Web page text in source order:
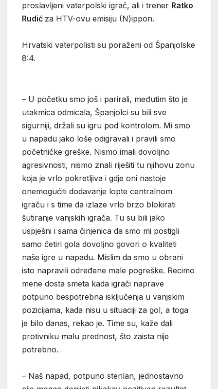
proslavljeni vaterpolski igrač, ali i trener Ratko
Rudić za HTV-ovu emisiju (N)ippon.
Hrvatski vaterpolisti su poraženi od Španjolske
8:4.
– U početku smo još i parirali, međutim što je
utakmica odmicala, Španjolci su bili sve
sigurniji, držali su igru pod kontrolom. Mi smo
u napadu jako loše odigravali i pravili smo
početničke greške. Nismo imali dovoljno
agresivnosti, nismo znali riješiti tu njihovu zonu
koja je vrlo pokretljiva i gdje oni nastoje
onemogućiti dodavanje lopte centralnom
igraču i s time da izlaze vrlo brzo blokirati
šutiranje vanjskih igrača. Tu su bili jako
uspješni i sama činjenica da smo mi postigli
samo četiri gola dovoljno govori o kvaliteti
naše igre u napadu. Mislim da smo u obrani
isto napravili određene male pogreške. Recimo
mene dosta smeta kada igrači naprave
potpuno bespotrebna isključenja u vanjskim
pozicijama, kada nisu u situaciji za gol, a toga
je bilo danas, rekao je. Time su, kaže dali
protivniku malu prednost, što zaista nije
potrebno.
– Naš napad, potpuno sterilan, jednostavno